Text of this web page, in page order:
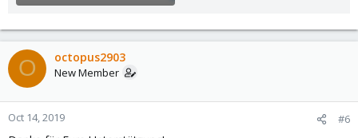
O octopus2903
New Member
Oct 14, 2019 #6